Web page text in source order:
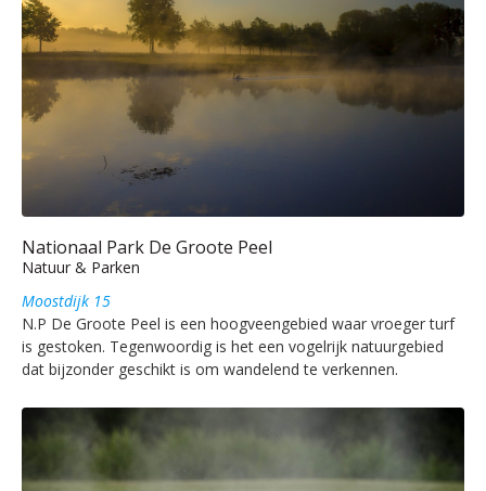
Nationaal Park De Groote Peel
Natuur & Parken
Moostdijk 15
N.P De Groote Peel is een hoogveengebied waar vroeger turf
is gestoken. Tegenwoordig is het een vogelrijk natuurgebied
dat bijzonder geschikt is om wandelend te verkennen.